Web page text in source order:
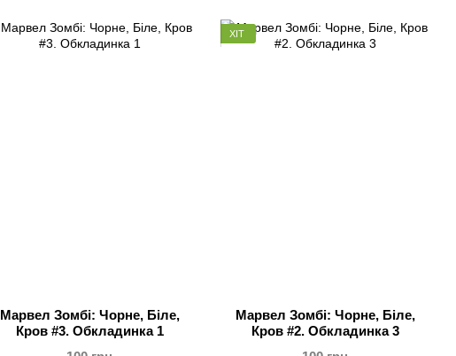
Марвел Зомбі: Чорне, Біле,
Кров #3. Обкладинка 1
ХІТ
Марвел Зомбі: Чорне, Біле,
Кров #2. Обкладинка 3